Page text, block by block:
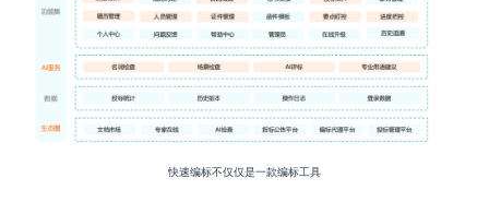
快速编标不仅仅是一款编标工具